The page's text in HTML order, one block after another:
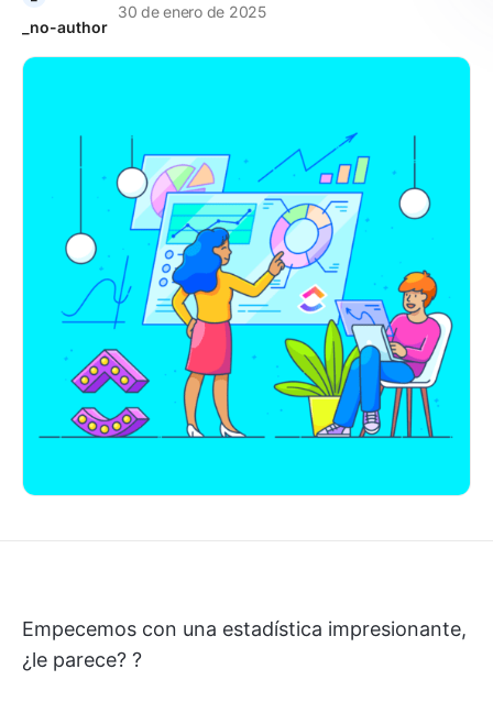
_no-author
30 de enero de 2025
Empecemos con una estadística impresionante,
¿le parece? ?